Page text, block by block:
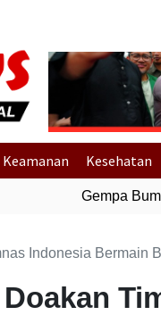
Previous
Keamanan Kesehatan
Gempa Bumi
Indonesia Bermain